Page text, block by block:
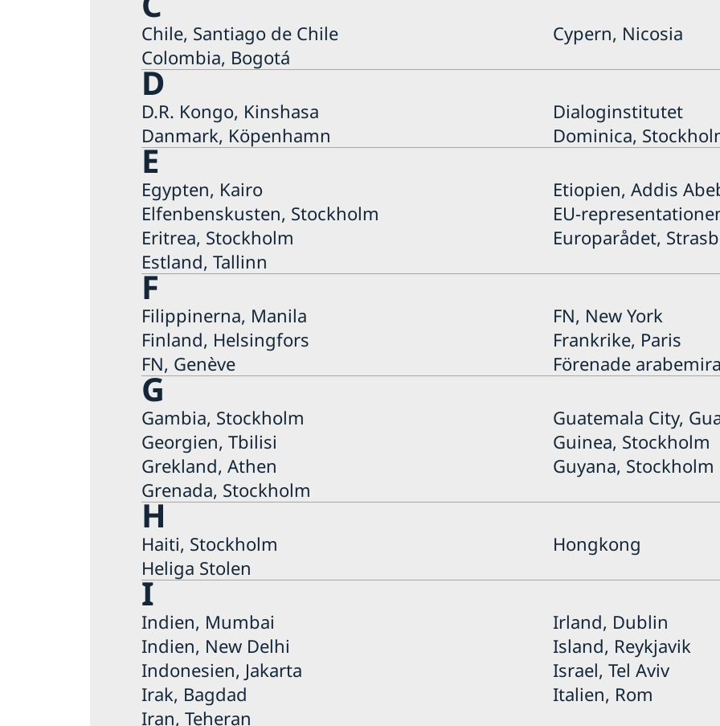
Chile, Santiago de Chile
Colombia, Bogotá
Cypern, Nicosia
D
D.R. Kongo, Kinshasa
Danmark, Köpenhamn
Dialoginstitutet
Dominica,
E
Egypten, Kairo
Elfenbenskusten, Stockholm
Eritrea, Stockholm
Estland, Tallinn
Etiopien, Addis
EU-
Europarådet,
F
Filippinerna, Manila
Finland, Helsingfors
FN, Genève
FN, New York
Frankrike, Paris
Förenade
G
Gambia, Stockholm
Georgien, Tbilisi
Grekland, Athen
Grenada, Stockholm
Guatemala City,
Guinea, Stockholm
Guyana, Stockholm
H
Haiti, Stockholm
Heliga Stolen
Hongkong
I
Indien, Mumbai
Indien, New Delhi
Indonesien, Jakarta
Irak, Bagdad
Iran, Teheran
Irland, Dublin
Island, Reykjavik
Israel, Tel Aviv
Italien, Rom